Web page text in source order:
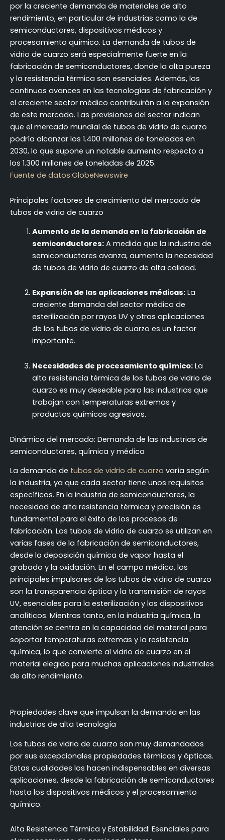
por la creciente demanda de materiales de alto
rendimiento, en particular de industrias como la de
semiconductores, dispositivos médicos y
procesamiento químico. La demanda de tubos de
vidrio de cuarzo será especialmente fuerte en la
fabricación de semiconductores, donde la alta pureza
y la resistencia térmica son esenciales. Además, los
continuos avances en las tecnologías de fabricación y
el creciente sector médico contribuirán a la expansión
de este mercado. Las previsiones del sector indican
que el mercado mundial de tubos de vidrio de cuarzo
podría alcanzar los 1.400 millones de toneladas en
2030, lo que supone un notable aumento respecto a
los 1.300 millones de toneladas de 2025.
Fuente de datos:GlobeNewswire
Principales factores de crecimiento del mercado de
tubos de vidrio de cuarzo
Aumento de la demanda en la fabricación de
semiconductores:A medida que la industria de
semiconductores avanza, aumenta la necesidad
de tubos de vidrio de cuarzo de alta calidad.
Expansión de las aplicaciones médicas:La
creciente demanda del sector médico de
esterilización por rayos UV y otras aplicaciones
de los tubos de vidrio de cuarzo es un factor
importante.
Necesidades de procesamiento químico:La
alta resistencia térmica de los tubos de vidrio de
cuarzo es muy deseable para las industrias que
trabajan con temperaturas extremas y
productos químicos agresivos.
Dinámica del mercado: Demanda de las industrias de
semiconductores, química y médica
La demanda de tubos de vidrio de cuarzo varía según
la industria, ya que cada sector tiene unos requisitos
específicos. En la industria de semiconductores, la
necesidad de alta resistencia térmica y precisión es
fundamental para el éxito de los procesos de
fabricación. Los tubos de vidrio de cuarzo se utilizan en
varias fases de la fabricación de semiconductores,
desde la deposición química de vapor hasta el
grabado y la oxidación. En el campo médico, los
principales impulsores de los tubos de vidrio de cuarzo
son la transparencia óptica y la transmisión de rayos
UV, esenciales para la esterilización y los dispositivos
analíticos. Mientras tanto, en la industria química, la
atención se centra en la capacidad del material para
soportar temperaturas extremas y la resistencia
química, lo que convierte al vidrio de cuarzo en el
material elegido para muchas aplicaciones industriales
de alto rendimiento.
Propiedades clave que impulsan la demanda en las
industrias de alta tecnología
Los tubos de vidrio de cuarzo son muy demandados
por sus excepcionales propiedades térmicas y ópticas.
Estas cualidades los hacen indispensables en diversas
aplicaciones, desde la fabricación de semiconductores
hasta los dispositivos médicos y el procesamiento
químico.
Alta Resistencia Térmica y Estabilidad: Esenciales para